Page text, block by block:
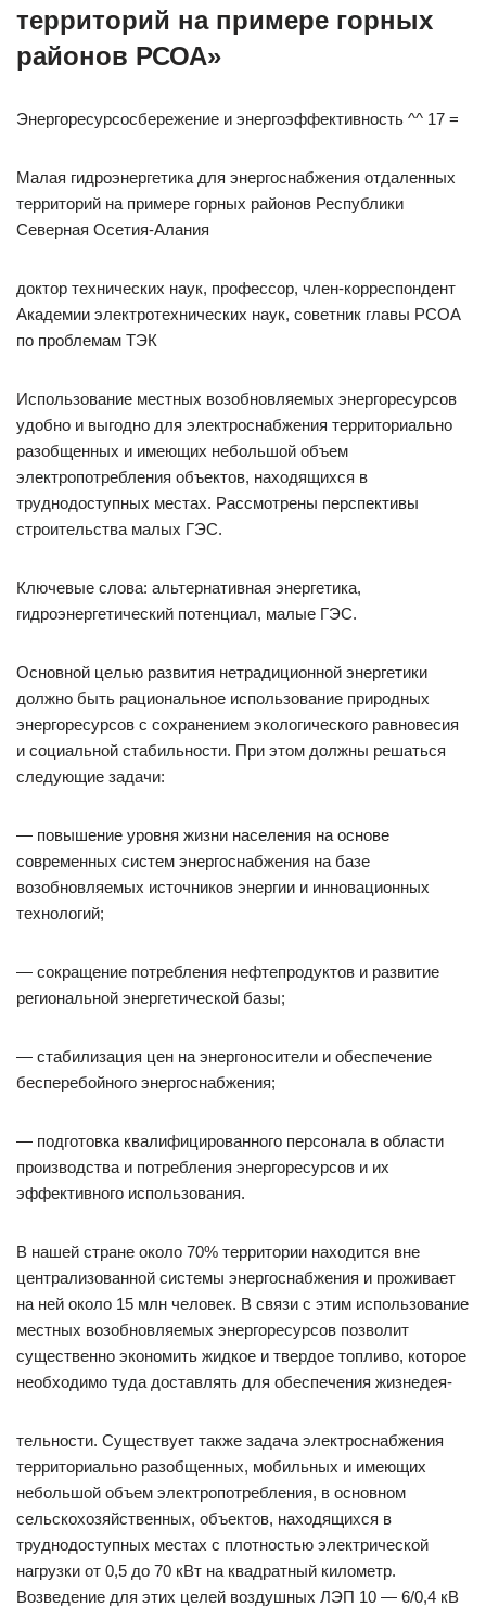
территорий на примере горных
районов РСОА»
Энергоресурсосбережение и энергоэффективность ^^ 17 =
Малая гидроэнергетика для энергоснабжения отдаленных
территорий на примере горных районов Республики
Северная Осетия-Алания
доктор технических наук, профессор, член-корреспондент
Академии электротехнических наук, советник главы РСОА
по проблемам ТЭК
Использование местных возобновляемых энергоресурсов
удобно и выгодно для электроснабжения территориально
разобщенных и имеющих небольшой объем
электропотребления объектов, находящихся в
труднодоступных местах. Рассмотрены перспективы
строительства малых ГЭС.
Ключевые слова: альтернативная энергетика,
гидроэнергетический потенциал, малые ГЭС.
Основной целью развития нетрадиционной энергетики
должно быть рациональное использование природных
энергоресурсов с сохранением экологического равновесия
и социальной стабильности. При этом должны решаться
следующие задачи:
— повышение уровня жизни населения на основе
современных систем энергоснабжения на базе
возобновляемых источников энергии и инновационных
технологий;
— сокращение потребления нефтепродуктов и развитие
региональной энергетической базы;
— стабилизация цен на энергоносители и обеспечение
бесперебойного энергоснабжения;
— подготовка квалифицированного персонала в области
производства и потребления энергоресурсов и их
эффективного использования.
В нашей стране около 70% территории находится вне
централизованной системы энергоснабжения и проживает
на ней около 15 млн человек. В связи с этим использование
местных возобновляемых энергоресурсов позволит
существенно экономить жидкое и твердое топливо, которое
необходимо туда доставлять для обеспечения жизнедея-
тельности. Существует также задача электроснабжения
территориально разобщенных, мобильных и имеющих
небольшой объем электропотребления, в основном
сельскохозяйственных, объектов, находящихся в
труднодоступных местах с плотностью электрической
нагрузки от 0,5 до 70 кВт на квадратный километр.
Возведение для этих целей воздушных ЛЭП 10 — 6/0,4 кВ